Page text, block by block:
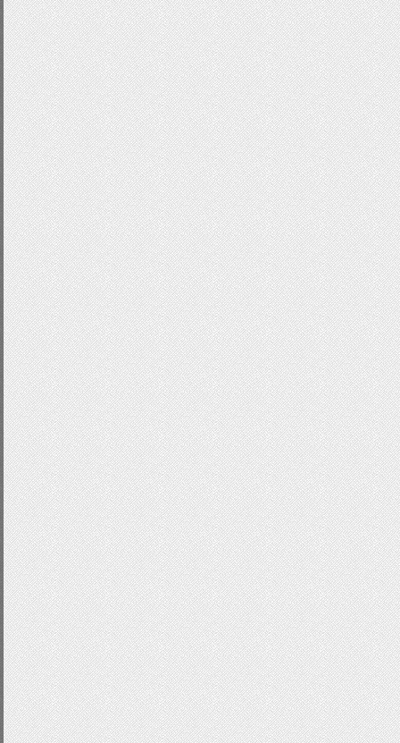
float:left;
text-indent:-9999px;
outline:none;
margin-left:5px;
border:none;
background:url('http://
repeat;
background-position:-
width:13px;
height:13px;
}
.sliderBullets.active{
background-position:0px
}
.sliderContent a{
outline:none;
}